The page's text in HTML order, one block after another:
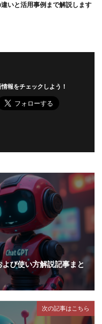
いと活用事例まで解説します
報をチェックしよう！
び使い方解説記事まと
次の記事はこちら